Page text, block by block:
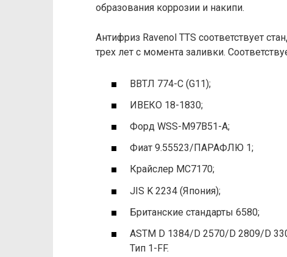
образования коррозии и накипи.
Антифриз Ravenol TTS соответствует
трех лет с момента заливки.
ВВТЛ 774-С (G11);
ИВЕКО 18-1830;
Форд WSS-M97B51-A;
Фиат 9.55523/ПАРАФЛЮ 1;
Крайслер МС7170;
JIS K 2234 (Япония);
Британские стандарты 6580;
ASTM D 1384/D 2570/D 2809/D
Тип 1-FF.